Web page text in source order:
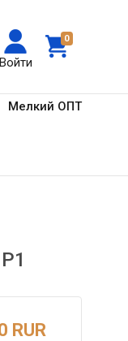
0
Войти
Мелкий ОПТ
RUR